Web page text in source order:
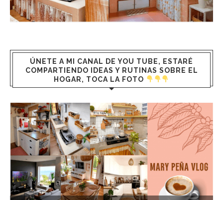
ÚNETE A MI CANAL DE YOU TUBE, ESTARÉ
COMPARTIENDO IDEAS Y RUTINAS SOBRE EL
HOGAR, TOCA LA FOTO